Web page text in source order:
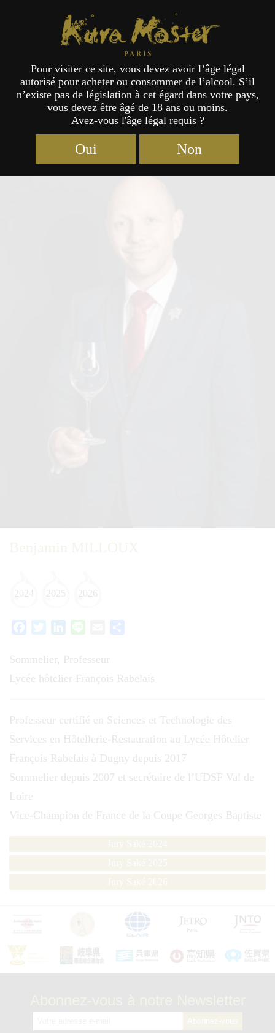
Jury
2024 2025 2026
FacebookTwitterLinkedIn Email
Sommelier, Professeur
Lycée hôtelier François Rabelais
Professeur certifié en Sciences et Technologie des
Services en Hôtellerie-Restauration au Lycée Hôtelier
François Rabelais à Dugny depuis 2017
Sommelier depuis 2007 et secrétaire de l’UDSF Val de
Loire
Vice-Champion de France de la Coupe Georges Baptiste
Kura Master Paris
Pour visiter ce site, vous devez avoir l’âge légal
autorisé pour acheter ou consommer de l’alcool. S’il
n’existe pas de législation à cet égard dans votre pays,
vous devez être âgé de 18 ans ou moins.
Avez-vous l'âge légal requis ?
Oui Non